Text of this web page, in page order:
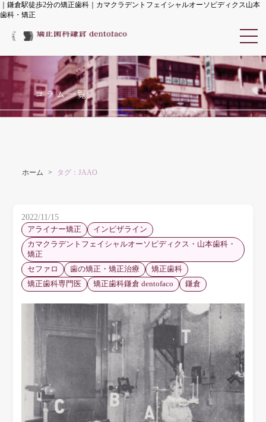
｜鎌倉駅徒歩2分の矯正歯科｜カマクラデントフェイシャルオーソピディクス山本
歯科・矯正
カマクラデントフェイシャ
コラム一覧
ホーム タグ：JAAO
2022/11/15
アライナー矯正
インビザライン
カマクラデントフェイシャルオーソピディクス・山本歯科・
矯正
セファロ
歯の矯正・矯正治療
矯正歯科
矯正歯科専門医
矯正歯科鎌倉 dentofaco 鎌倉